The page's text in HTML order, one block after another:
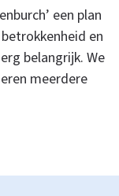
een plan
en
belangrijk. We
meerdere